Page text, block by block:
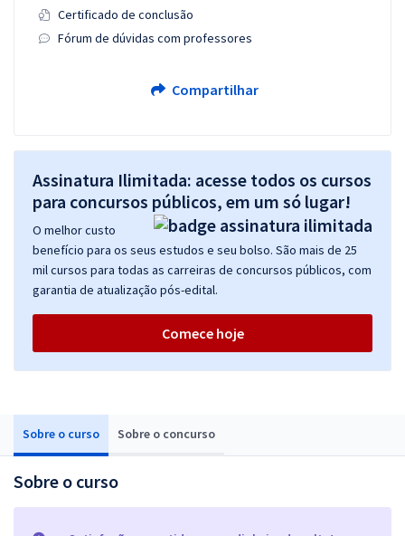
Sobre o curso Sobre o concurso
Sobre o curso
Certificado de conclusão
Fórum de dúvidas com professores
Compartilhar
Assinatura Ilimitada: acesse todos os cursos
para concursos públicos, em um só lugar!
O melhor custo
benefício para os seus estudos e seu bolso. São mais de 25
mil cursos para todas as carreiras de concursos públicos, com
garantia de atualização pós-edital.
Comece hoje